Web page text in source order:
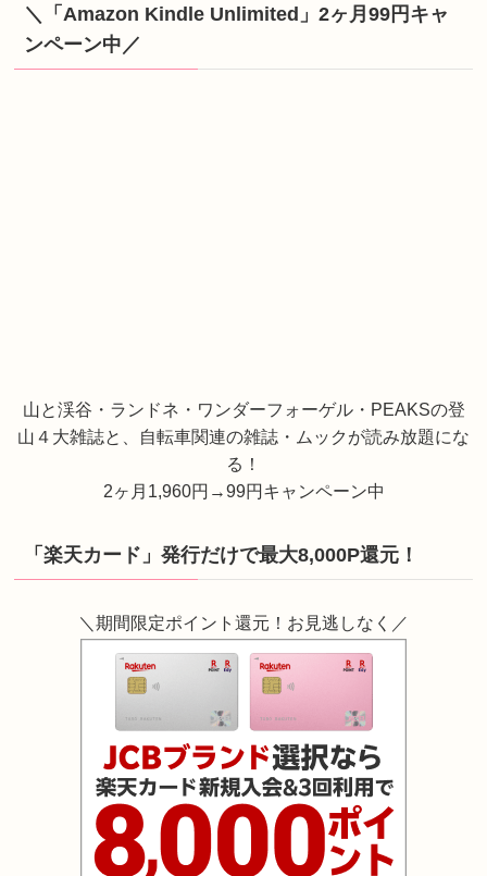
＼「Amazon Kindle Unlimited」2ヶ月99円キャ
ンペーン中／
山と渓谷・ランドネ・ワンダーフォーゲル・PEAKSの登
山４大雑誌と、自転車関連の雑誌・ムックが読み放題にな
る！
2ヶ月1,960円→99円キャンペーン中
「楽天カード」発行だけで最大8,000P還元！
＼期間限定ポイント還元！お見逃しなく／